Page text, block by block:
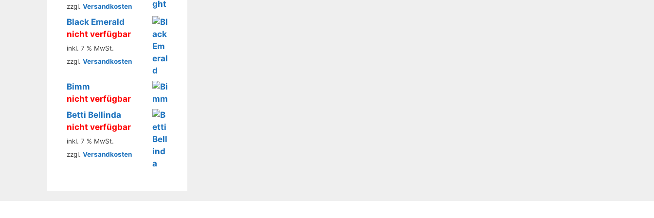
zzgl. Versandkosten
Black Emerald
nicht verfügbar
inkl. 7 % MwSt.
zzgl. Versandkosten
Bimm
nicht verfügbar
Betti Bellinda
nicht verfügbar
inkl. 7 % MwSt.
zzgl. Versandkosten